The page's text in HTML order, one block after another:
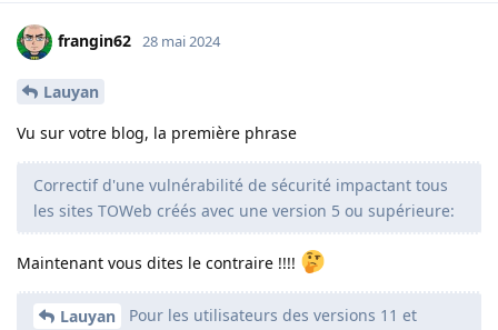
frangin62 28 mai 2024
Lauyan
Vu sur votre blog, la première phrase
Correctif d'une vulnérabilité de sécurité impactant tous
les sites TOWeb créés avec une version 5 ou supérieure:
Maintenant vous dites le contraire !!!!
Lauyan
Pour les utilisateurs des versions 11 et